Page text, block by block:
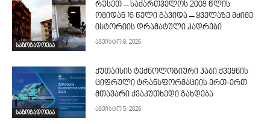
საზოგადოება
რუსეთ – საქართველოს 2008 წლის
ომიდან 16 წელი გავიდა – ყველაზე მძიმე
ისტორიის დრამატული კადრები
აგვისტო 8, 2026
საზოგადოება
ქუთაისის ტექნოლოგიური ჰაბი ქვეყნის
ციფრული ტრანსფორმაციის ერთ-ერთ
მთავარი ქვაკუთხედი გახდება
აგვისტო 5, 2026